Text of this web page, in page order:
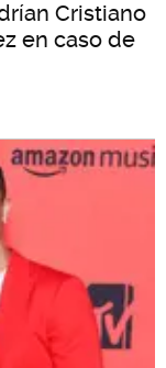
Cristiano
en caso de